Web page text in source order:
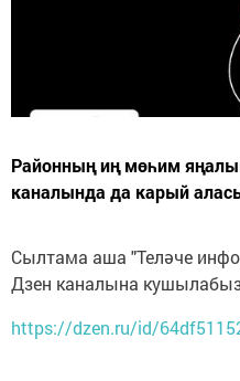
Районның иң мөһим
каналында да карый
Сылтама аша "Теләче
Дзен каналына
https://dzen.ru/id/